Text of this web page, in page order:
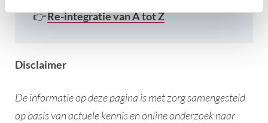
👉Re-integratie van A tot Z
Disclaimer​
De informatie op deze pagina is met zorg samengesteld
op basis van actuele kennis en online onderzoek naar